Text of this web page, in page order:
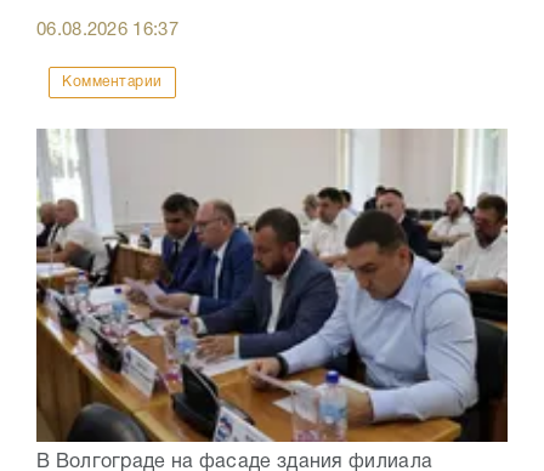
06.08.2026 16:37
Комментарии
В Волгограде на фасаде здания филиала